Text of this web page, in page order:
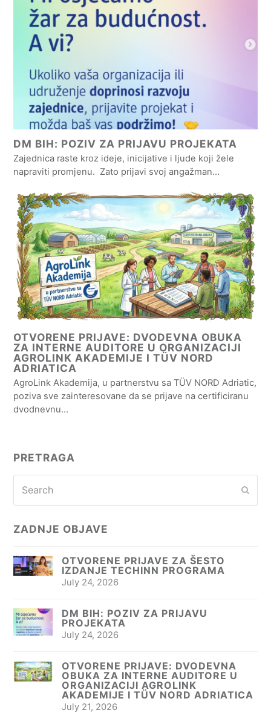
DM BIH: POZIV ZA PRIJAVU PROJEKATA
Zajednica raste kroz ideje, inicijative i ljude koji žele
napraviti promjenu. Zato prijavi svoj angažman…
OTVORENE PRIJAVE: DVODEVNA OBUKA
ZA INTERNE AUDITORE U ORGANIZACIJI
AGROLINK AKADEMIJE I TÜV NORD
ADRIATICA
AgroLink Akademija, u partnerstvu sa TÜV NORD Adriatic,
poziva sve zainteresovane da se prijave na certificiranu
dvodnevnu…
PRETRAGA
ZADNJE OBJAVE
OTVORENE PRIJAVE ZA ŠESTO
IZDANJE TECHINN PROGRAMA
July 24, 2026
DM BIH: POZIV ZA PRIJAVU
PROJEKATA
July 24, 2026
OTVORENE PRIJAVE: DVODEVNA
OBUKA ZA INTERNE AUDITORE U
ORGANIZACIJI AGROLINK
AKADEMIJE I TÜV NORD ADRIATICA
July 21, 2026